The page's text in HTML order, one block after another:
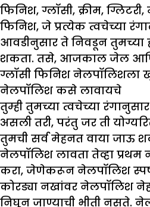
फिनिश, ग्लॉसी, क्रीम,
फिनिश, जे प्रत्येक त्वचेच्या
आवडीनुसार ते निवडून तुमच्या
शकता. तसे, आजकाल जेल आणि
ग्लॉसी फिनिश नेलपॉलिशला
नेलपॉलिश कसे लावायचे
तुम्ही तुमच्या त्वचेच्या
असली तरी, परंतु जर ती
तुमची सर्व मेहनत वाया जाऊ
नेलपॉलिश लावता तेव्हा प्रथम
करा, जेणेकरून नेलपॉलिश
कोरड्या नखांवर नेलपॉलिश
निघून जाण्याची भीती नसते.